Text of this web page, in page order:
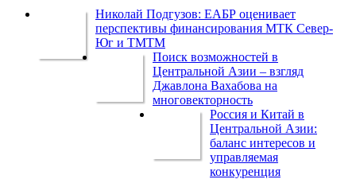
Николай Подгузов: ЕАБР оценивает
перспективы финансирования МТК Север-
Юг и ТМТМ
Поиск возможностей в
Центральной Азии – взгляд
Джавлона Вахабова на
многовекторность
Россия и Китай в
Центральной Азии:
баланс интересов и
управляемая
конкуренция